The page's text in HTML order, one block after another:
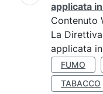
applicata
Contenuto
La
applicata
FUMO
TABACCO